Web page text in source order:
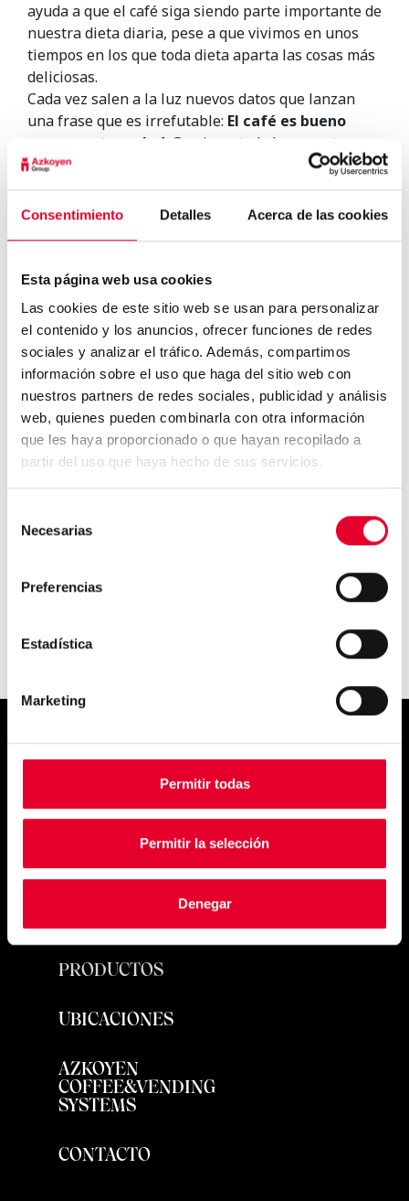
Consentimiento Detalles Acerca de las cookies
Esta página web usa cookies
Las cookies de este sitio web se usan para personalizar
el contenido y los anuncios, ofrecer funciones de redes
sociales y analizar el tráfico. Además, compartimos
información sobre el uso que haga del sitio web con
nuestros partners de redes sociales, publicidad y análisis
web, quienes pueden combinarla con otra información
que les haya proporcionado o que hayan recopilado a
partir del uso que haya hecho de sus servicios.
Necesarias
Preferencias
Estadística
Marketing
Permitir todas
Permitir la selección
Denegar
ayuda a que el café siga siendo parte importante de
nuestra dieta diaria, pese a que vivimos en unos
tiempos en los que toda dieta aparta las cosas más
deliciosas.
Cada vez salen a la luz nuevos datos que lanzan
una frase que es irrefutable: El café es bueno
para nuestra salud . Gracias a todo lo que este
producto ofrece a nuestro organismo, podremos
disfrutar de una buena taza de café durante
muchos años, gracias a que tomar café alarga la
esta noticia?
Honduras hace la taza de
café más grande del mun...
Aunque sabemos reconocer
un buen café, pocos sabe...
Simply
exquisite
PRODUCTOS
UBICACIONES
AZKOYEN
COFFEE&VENDING
SYSTEMS
CONTACTO